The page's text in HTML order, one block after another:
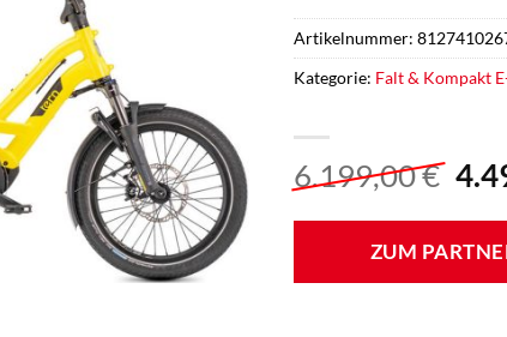
6.199,00€
ZUM
Artikelnummer:
Kategorie: Falt & Kompakt